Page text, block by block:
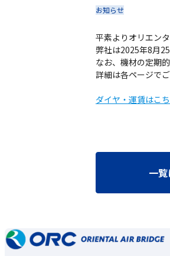
お知らせ
平素よりオリエン
弊社は2025年8月
なお、機材の定期
詳細は各ページで
ダイヤ・運賃はこ
一